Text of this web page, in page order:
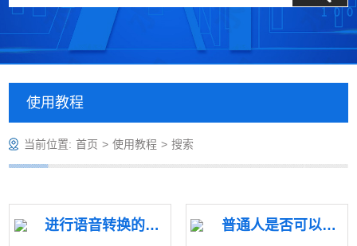
使用教程
当前位置: 首页 > 使用教程 > 搜索
进行语音转换的几种类型
普通人是否可以使用到语音合成